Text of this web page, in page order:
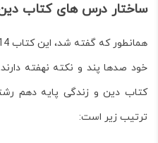
ساختار درس های کتاب
خود صدها پند و نکته نهفته
کتاب دین و زندگی پایه دهم
ترتیب زیر است: